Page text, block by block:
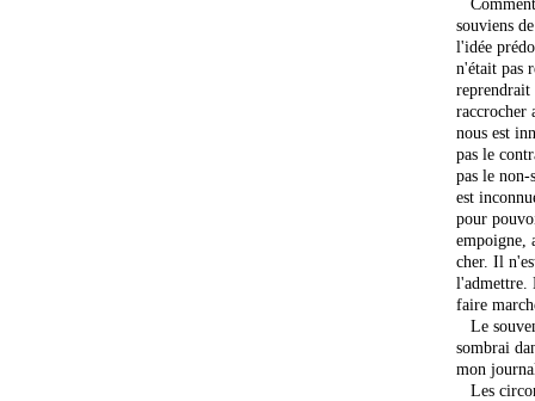
Comment
souviens
l'idée
n'était pas
reprendrait
raccrocher
nous est
pas le
pas le non-
est
pour
empoigne,
cher. Il
l'admettre.
faire
Le
sombrai
mon
Les